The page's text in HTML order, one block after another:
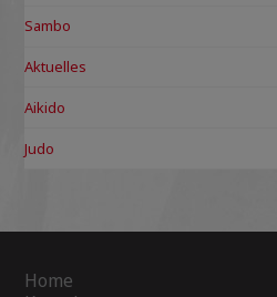
Sambo
Aktuelles
Aikido
Judo
Home